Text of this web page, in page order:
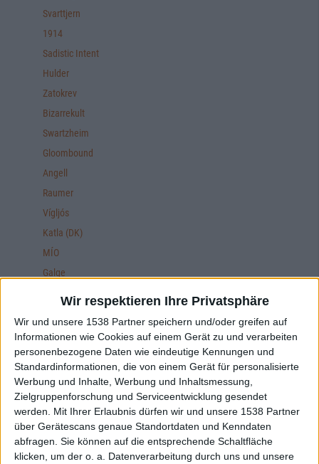
Wir respektieren Ihre Privatsphäre
Wir und unsere 1538 Partner speichern und/oder greifen auf
Informationen wie Cookies auf einem Gerät zu und verarbeiten
personenbezogene Daten wie eindeutige Kennungen und
Standardinformationen, die von einem Gerät für personalisierte
Werbung und Inhalte, Werbung und Inhaltsmessung,
Zielgruppenforschung und Serviceentwicklung gesendet
werden.
Mit Ihrer Erlaubnis dürfen wir und unsere 1538 Partner
über Gerätescans genaue Standortdaten und Kenndaten
abfragen. Sie können auf die entsprechende Schaltfläche
klicken, um der o. a. Datenverarbeitung durch uns und unsere
Svarttjern
1914
Sadistic Intent
Hulder
Zatokrev
Bizarrekult
Swartzheim
Gloombound
Angell
Raumer
Vígljós
Katla (DK)
MÍO
Galge
Villmark
Riket
Yvris
Subnoir
Mortal Fear